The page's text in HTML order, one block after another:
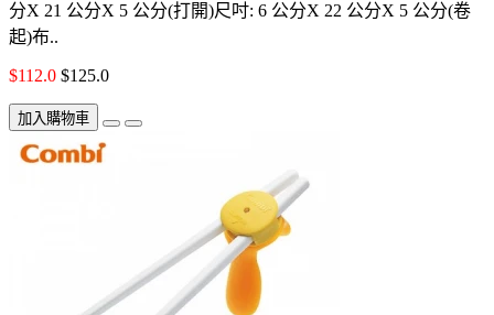
分X 21 公分X 5 公分(打開)尺吋: 6 公分X 22 公分X 5 公分(卷
起)布..
$112.0 $125.0
加入購物車